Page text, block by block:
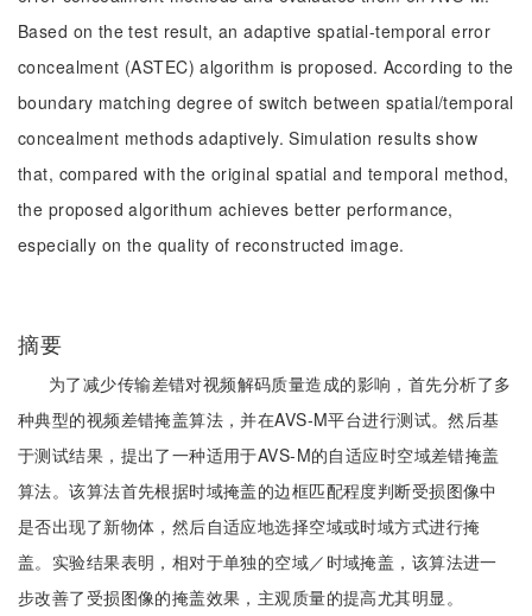
Based on the test result, an adaptive spatial-temporal error
concealment (ASTEC) algorithm is proposed. According to the
boundary matching degree of switch between spatial/temporal
concealment methods adaptively. Simulation results show
that, compared with the original spatial and temporal method,
the proposed algorithum achieves better performance,
especially on the quality of reconstructed image.
摘要
为了减少传输差错对视频解码质量造成的影响，首先分析了多
种典型的视频差错掩盖算法，并在AVS-M平台进行测试。然后基
于测试结果，提出了一种适用于AVS-M的自适应时空域差错掩盖
算法。该算法首先根据时域掩盖的边框匹配程度判断受损图像中
是否出现了新物体，然后自适应地选择空域或时域方式进行掩
盖。实验结果表明，相对于单独的空域／时域掩盖，该算法进一
步改善了受损图像的掩盖效果，主观质量的提高尤其明显。